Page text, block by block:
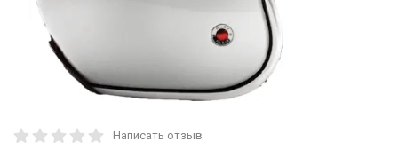
Написать отзыв